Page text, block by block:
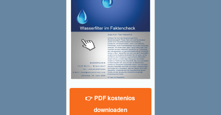
👉 PDF kostenlos
downloaden